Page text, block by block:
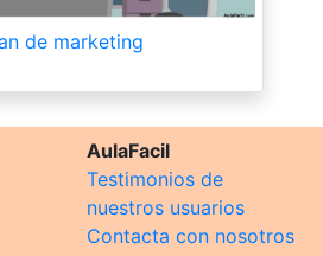
de marketing
AulaFacil
Testimonios de
nuestros usuarios
Contacta con nosotros